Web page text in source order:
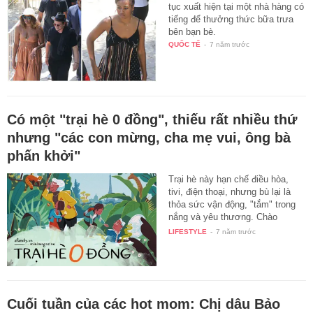
tục xuất hiện tại một nhà hàng có
tiếng để thưởng thức bữa trưa
bên bạn bè.
QUỐC TẾ - 7 năm trước
Có một "trại hè 0 đồng", thiếu rất nhiều thứ
nhưng "các con mừng, cha mẹ vui, ông bà
phấn khởi"
Trại hè này hạn chế điều hòa,
tivi, điện thoại, nhưng bù lại là
thỏa sức vận động, "tắm" trong
nắng và yêu thương. Chào
mừng…
LIFESTYLE - 7 năm trước
Cuối tuần của các hot mom: Chị dâu Bảo